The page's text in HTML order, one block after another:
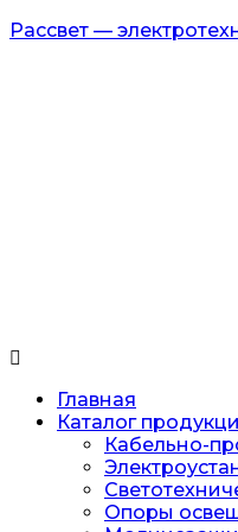
Рассвет —
Главная
Каталог
Кабельно-
Опоры